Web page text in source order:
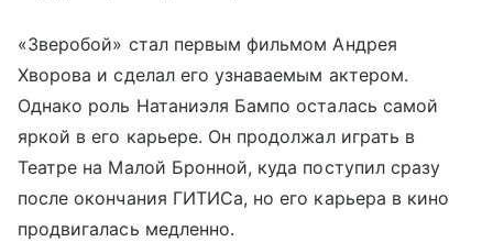
«Зверобой» стал первым фильмом Андрея
Хворова и сделал его узнаваемым актером.
Однако роль Натаниэля Бампо осталась самой
яркой в его карьере. Он продолжал играть в
Театре на Малой Бронной, куда поступил сразу
после окончания ГИТИСа, но его карьера в кино
продвигалась медленно.